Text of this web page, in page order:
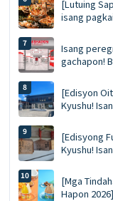
mga
[Lutuing
isang
pagtikim ng
Isang
gachapon! Bukas na ang opisyal na sangay ng Gachapon
spot para
sa isang
[Edisyon
Kyushu!
kung saan
mainit na
[Edisyong
Kyushu!
mundo ng
[Mga
Hapon